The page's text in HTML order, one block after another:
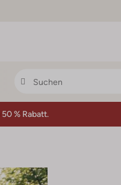
50 % Rabatt.